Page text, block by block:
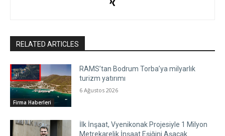
RELATED ARTICLES
Firma Haberleri
RAMS’tan Bodrum Torba’ya milyarlık
turizm yatırımı
6 Ağustos 2026
İlk İnşaat, Vyenikonak Projesiyle 1 Milyon
Metrekarelik İnşaat Eşiğini Aşacak